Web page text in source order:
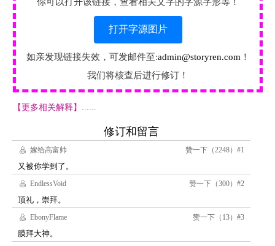
打开字源图片
如亲发现链接失效，可发邮件至:admin@storyren.com ！
我们将核查后进行修订！
【更多相关解释】......